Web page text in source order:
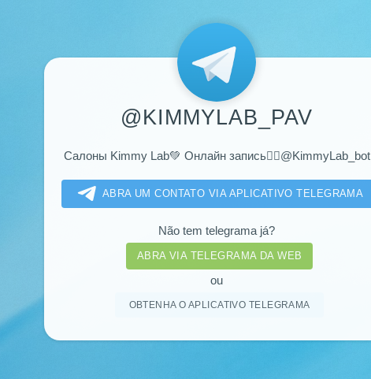
@KIMMYLAB_PAV
Салоны Kimmy Lab💚 Онлайн запись👉🏻@KimmyLab_bot
ABRA UM CONTATO VIA APLICATIVO TELEGRAMA
Não tem telegrama já?
ABRA VIA TELEGRAMA DA WEB
ou
OBTENHA O APLICATIVO TELEGRAMA